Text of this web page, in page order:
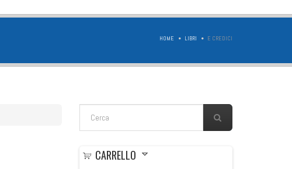
HOME LIBRI E CREDICI
FORM DI RICERCA
CARRELLO